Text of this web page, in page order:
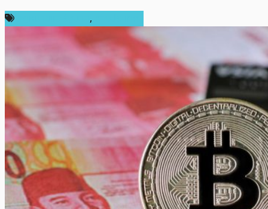
,